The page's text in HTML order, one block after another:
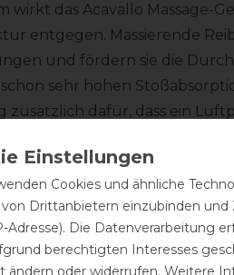
das Acavallo Massage-
entgegen. Massierende
und fördern sie die
sehr hohen
zusätzlich dafür, dass ein
sorgen für
Auflagefläche eine
das Gewicht des Sattels
Cookies und ähnliche
Drittanbietern einzubinden
Adresse). Die Datenverarbeitung
berechtigten Interesses
ändern oder widerrufen. Weitere